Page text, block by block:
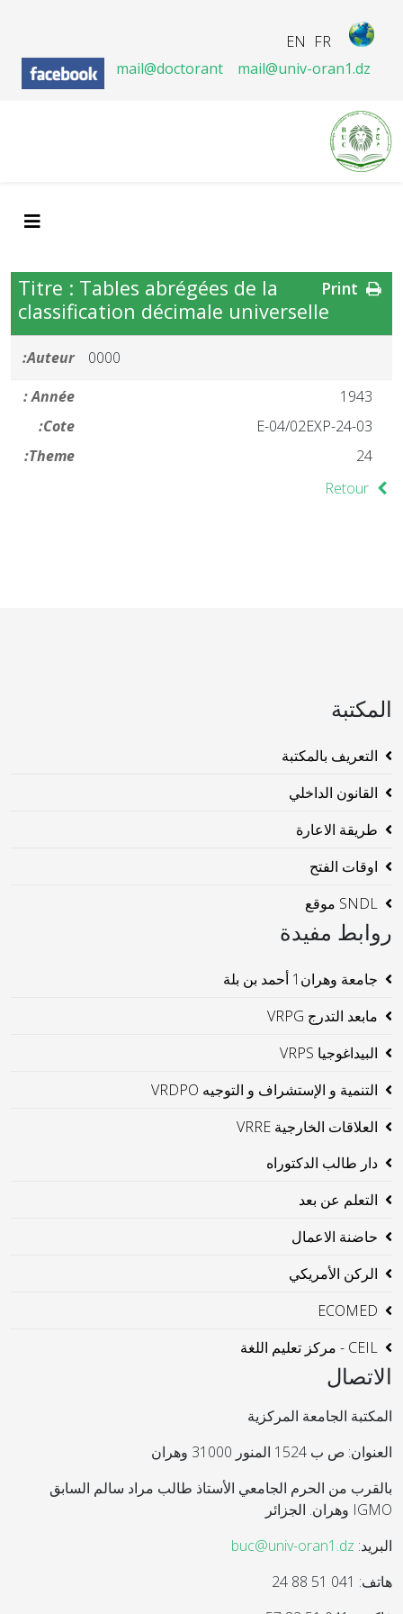
FR
EN
mail@doctorant
mail@univ-oran1.dz
Titre : Tables abrégées de la
classification décimale universelle
Auteur:
0000
Année :
1943
Cote:
24-03-E-04/02EXP
Theme:
24
Retour
المكتبة
التعريف بالمكتبة
القانون الداخلي
طريقة الاعارة
اوقات الفتح
SNDL موقع
روابط مفيدة
جامعة وهران1 أحمد بن بلة
مابعد التدرج VRPG
البيداغوجيا VRPS
التنمية و الإستشراف و التوجيه VRDPO
العلاقات الخارجية VRRE
دار طالب الدكتوراه
التعلم عن بعد
حاضنة الاعمال
الركن الأمريكي
ECOMED
CEIL - مركز تعليم اللغة
الاتصال
المكتبة الجامعة المركزية
العنوان: ص ب 1524 المنور 31000 وهران
بالقرب من الحرم الجامعي الأستاذ طالب مراد سالم السابق
IGMO وهران. الجزائر
البريد: buc@univ-oran1.dz
هاتف: 041 51 88 24